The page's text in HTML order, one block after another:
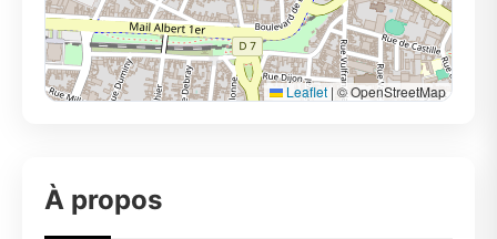
Leaflet | © OpenStreetMap
À propos